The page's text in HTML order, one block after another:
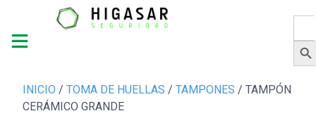
Botón
INICIO / TOMA DE HUELLAS / TAMPONES / TAMPÓN
CERÁMICO GRANDE